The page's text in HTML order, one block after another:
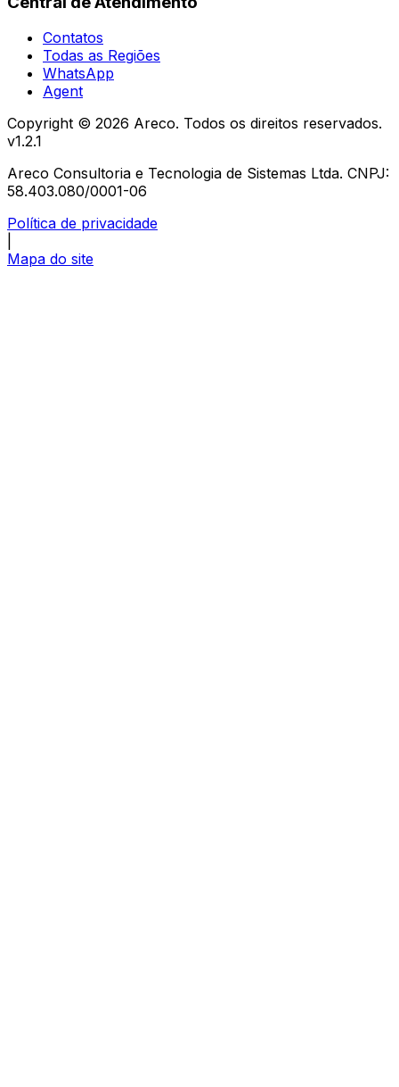
Contatos
Todas as Regiões
WhatsApp
Agent
Copyright © 2026 Areco. Todos os direitos reservados.
v1.2.1
Areco Consultoria e Tecnologia de Sistemas Ltda. CNPJ:
58.403.080/0001-06
Política de privacidade
Mapa do site